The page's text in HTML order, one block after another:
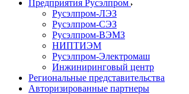
Предприятия Русэлпром
Русэлпром-ЛЭЗ
Русэлпром-СЭЗ
Русэлпром-ВЭМЗ
НИПТИЭМ
Русэлпром-Электромаш
Инжиниринговый центр
Региональные представительства
Авторизированные партнеры